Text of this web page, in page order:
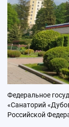
Федеральное
«Санаторий
Российской